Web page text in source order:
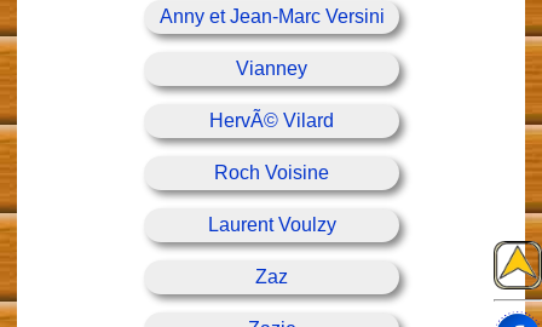
Anny et Jean-Marc Versini
Vianney
HervÃ© Vilard
Roch Voisine
Laurent Voulzy
Zaz